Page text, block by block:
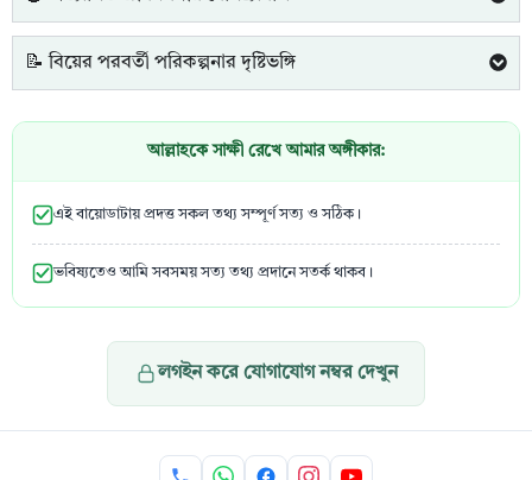
📝 বিয়ের পরবর্তী পরিকল্পনার দৃষ্টিভঙ্গি
আল্লাহকে সাক্ষী রেখে আমার অঙ্গীকার:
এই বায়োডাটায় প্রদত্ত সকল তথ্য সম্পূর্ণ সত্য ও সঠিক।
ভবিষ্যতেও আমি সবসময় সত্য তথ্য প্রদানে সতর্ক থাকব।
লগইন করে যোগাযোগ নম্বর দেখুন